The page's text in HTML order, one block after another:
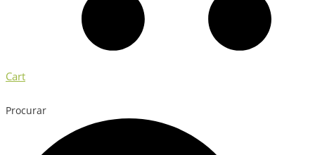
Cart
Procurar